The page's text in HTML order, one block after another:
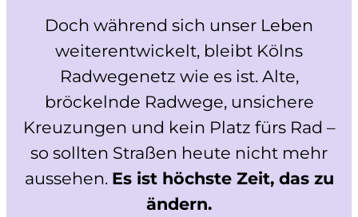
Doch während sich unser Leben
weiterentwickelt, bleibt Kölns
Radwegenetz wie es ist. Alte,
bröckelnde Radwege, unsichere
Kreuzungen und kein Platz fürs Rad –
so sollten Straßen heute nicht mehr
aussehen. Es ist höchste Zeit, das zu
ändern.